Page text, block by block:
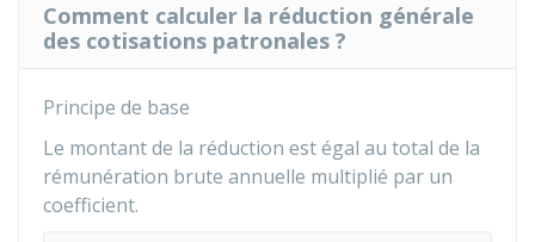
Comment calculer la réduction générale
des cotisations patronales ?
Principe de base
Le montant de la réduction est égal au total de la
rémunération brute annuelle multiplié par un
coefficient.